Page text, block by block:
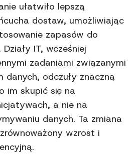
ułatwiło lepszą
dostaw, umożliwiając
zapasów do
IT, wcześniej
zadaniami związanymi
danych, odczuły znaczną
im skupić się na
a nie na
danych. Ta zmiana
wzrost i